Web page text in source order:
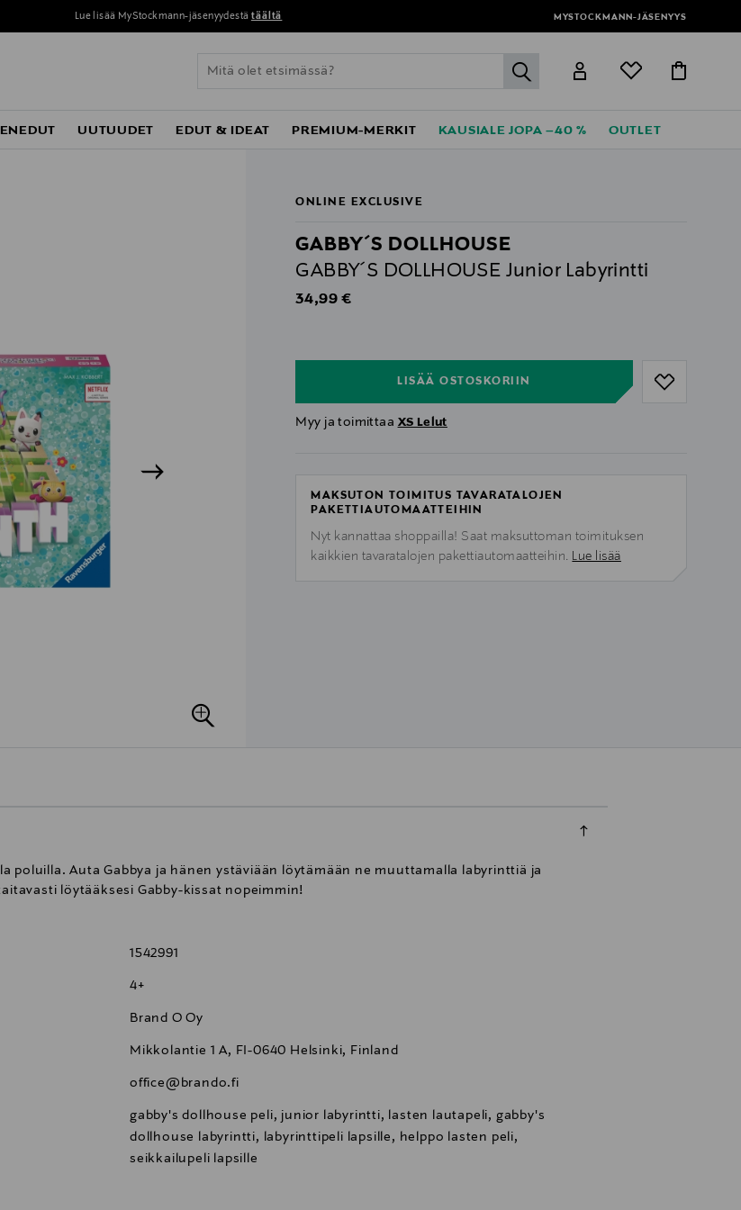
Lue lisää MyStockmann-jäsenyydestä täältä MYSTOCKMANN-JÄSENYYS
label.header.go
UUTUUDET EDUT & IDEAT PREMIUM-MERKIT KAUSIALE JOPA –40 % OUTLET
ONLINE EXCLUSIVE
GABBY´S DOLLHOUSE
GABBY´S DOLLHOUSE Junior Labyrintti
Original Price
34,99 €
LISÄÄ OSTOSKORIIN
Myy ja toimittaa XS Lelut
MAKSUTON TOIMITUS TAVARATALOJEN
PAKETTIAUTOMAATTEIHIN
Nyt kannattaa shoppailla! Saat maksuttoman toimituksen
kaikkien tavaratalojen pakettiautomaatteihin. Lue lisää
poluilla. Auta Gabbya ja hänen ystäviään löytämään ne muuttamalla labyrinttiä ja
löytääksesi Gabby-kissat nopeimmin!
1542991
4+
Brand O Oy
Mikkolantie 1 A, FI-0640 Helsinki, Finland
office@brando.fi
gabby's dollhouse peli, junior labyrintti, lasten lautapeli, gabby's
dollhouse labyrintti, labyrinttipeli lapsille, helppo lasten peli,
seikkailupeli lapsille